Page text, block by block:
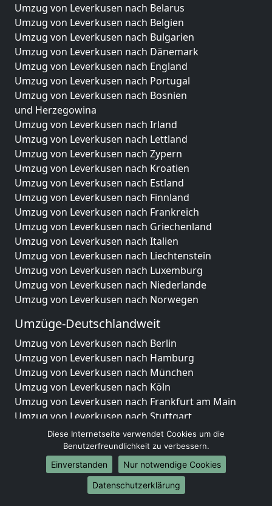
Umzug von Leverkusen nach Belarus
Umzug von Leverkusen nach Belgien
Umzug von Leverkusen nach Bulgarien
Umzug von Leverkusen nach Dänemark
Umzug von Leverkusen nach England
Umzug von Leverkusen nach Portugal
Umzug von Leverkusen nach Bosnien
und Herzegowina
Umzug von Leverkusen nach Irland
Umzug von Leverkusen nach Lettland
Umzug von Leverkusen nach Zypern
Umzug von Leverkusen nach Kroatien
Umzug von Leverkusen nach Estland
Umzug von Leverkusen nach Finnland
Umzug von Leverkusen nach Frankreich
Umzug von Leverkusen nach Griechenland
Umzug von Leverkusen nach Italien
Umzug von Leverkusen nach Liechtenstein
Umzug von Leverkusen nach Luxemburg
Umzug von Leverkusen nach Niederlande
Umzug von Leverkusen nach Norwegen
Umzüge-Deutschlandweit
Umzug von Leverkusen nach Berlin
Umzug von Leverkusen nach Hamburg
Umzug von Leverkusen nach München
Umzug von Leverkusen nach Köln
Umzug von Leverkusen nach Frankfurt am Main
Umzug von Leverkusen nach Stuttgart
Umzug von Leverkusen nach Düsseldorf
Umzug von Leverkusen nach Leipzig
Umzug von Leverkusen nach Dortmund
Umzug von Leverkusen nach Essen
Umzug von Leverkusen nach Bremen
Diese Internetseite verwendet Cookies um die
Benutzerfreundlichkeit zu verbessern.
Einverstanden
Nur notwendige Cookies
Datenschutzerklärung